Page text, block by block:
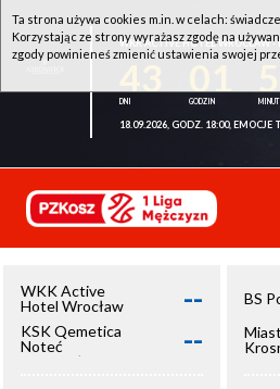
WKK ACTIVE HOTEL WROCŁAW -
18.09.2026, GODZ. 18:00, EMOCJE
WKK Active
Hotel Wrocław
--
KSK Qemetica
Noteć
Inowrocław
--
BS
Ta strona używa cookies m.in. w celach:
Korzystając ze strony wyrażasz zgodę na
zgody powinieneś zmienić ustawienia swojej